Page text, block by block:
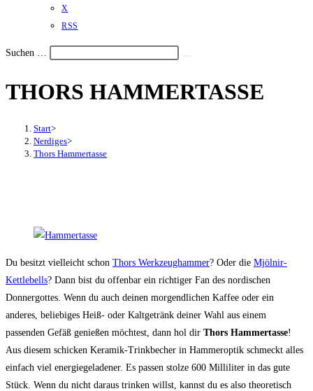
X
RSS
Suchen …
den
einzuklappen
THORS HAMMERTASSE
Start>
Nerdiges>
Thors Hammertasse
Du besitzt vielleicht schon Thors Werkzeughammer? Oder die Mjölnir-
Kettlebells? Dann bist du offenbar ein richtiger Fan des nordischen
Donnergottes. Wenn du auch deinen morgendlichen Kaffee oder ein
anderes, beliebiges Heiß- oder Kaltgetränk deiner Wahl aus einem
passenden Gefäß genießen möchtest, dann hol dir Thors Hammertasse!
Aus diesem schicken Keramik-Trinkbecher in Hammeroptik schmeckt alles
einfach viel energiegeladener. Es passen stolze 600 Milliliter in das gute
Stück. Wenn du nicht daraus trinken willst, kannst du es also theoretisch